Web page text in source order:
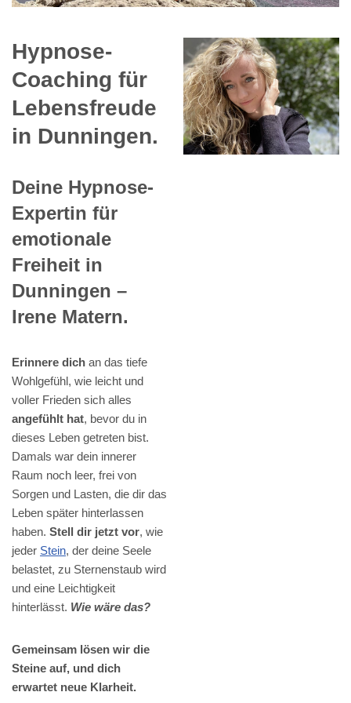
Hypnose-
Coaching für
Lebensfreude
in Dunningen.
Deine Hypnose-
Expertin für
emotionale
Freiheit in
Dunningen –
Irene Matern.
Erinnere dich an das tiefe
Wohlgefühl, wie leicht und
voller Frieden sich alles
angefühlt hat, bevor du in
dieses Leben getreten bist.
Damals war dein innerer
Raum noch leer, frei von
Sorgen und Lasten, die dir das
Leben später hinterlassen
haben. Stell dir jetzt vor, wie
jeder Stein, der deine Seele
belastet, zu Sternenstaub wird
und eine Leichtigkeit
hinterlässt. Wie wäre das?
Gemeinsam lösen wir die
Steine auf, und dich
erwartet neue Klarheit.